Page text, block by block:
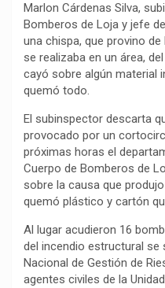
Marlon Cárdenas Silva,
Bomberos de Loja y jefe
una chispa, que provino
se realizaba en un área,
cayó sobre algún material
quemó todo.
El subinspector descarta
provocado por un
próximas horas el
Cuerpo de Bomberos de
sobre la causa que
quemó plástico y cartón
Al lugar acudieron 16
del incendio estructural se
Nacional de Gestión de
agentes civiles de la